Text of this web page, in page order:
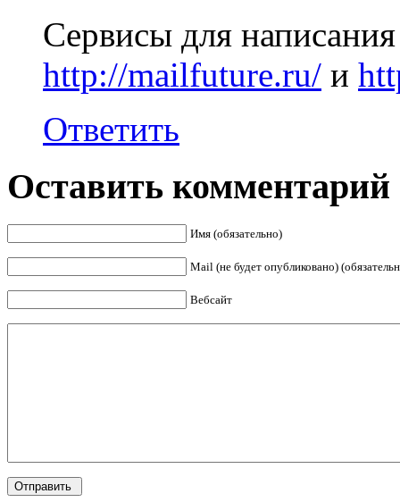
Сервисы для
http://mailfuture.ru/ и
Ответить
Оставить комментарий
Имя (обязательно)
Mail (не будет опубликовано)
Вебсайт